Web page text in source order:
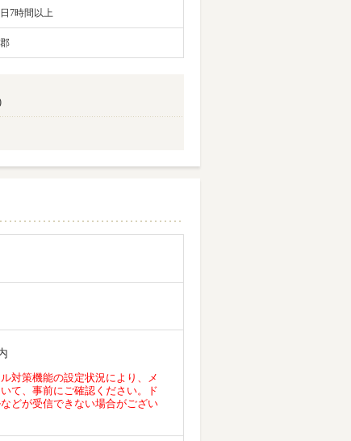
7時間以上
対策機能の設定状況により、メ
て、事前にご確認ください。ド
どが受信できない場合がござい